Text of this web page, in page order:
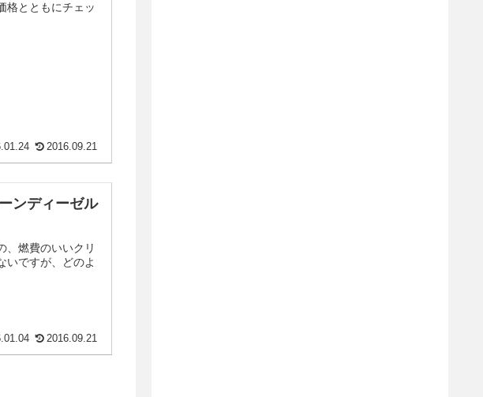
格とともにチェッ
2016.09.21
ンディーゼル
、燃費のいいクリ
いですが、どのよ
2016.09.21